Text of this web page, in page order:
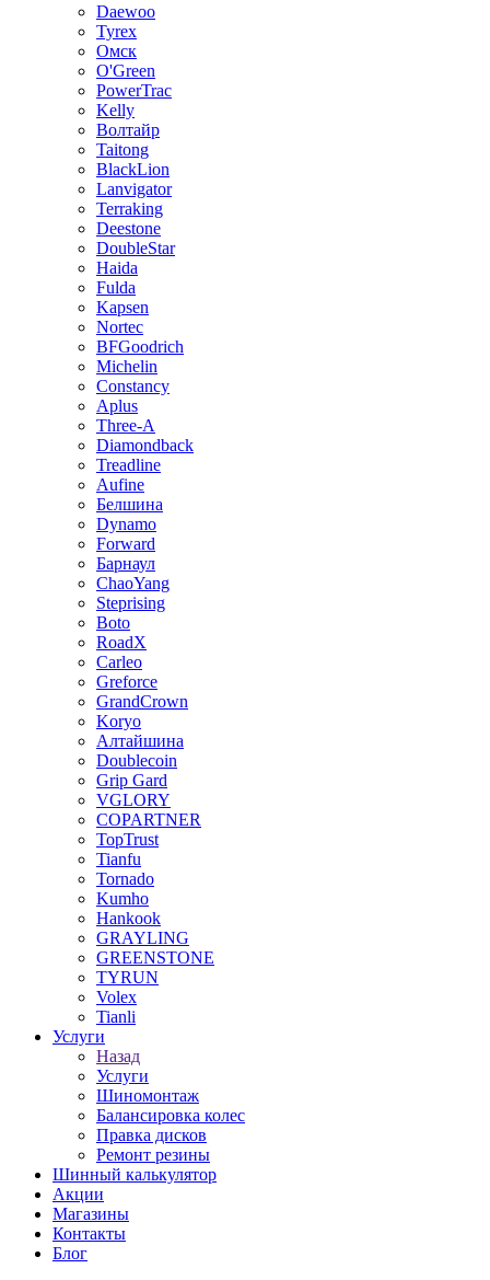
Daewoo
Tyrex
Омск
O'Green
PowerTrac
Kelly
Волтайр
Taitong
BlackLion
Lanvigator
Terraking
Deestone
DoubleStar
Haida
Fulda
Kapsen
Nortec
BFGoodrich
Michelin
Constancy
Aplus
Three-A
Diamondback
Treadline
Aufine
Белшина
Dynamo
Forward
Барнаул
ChaoYang
Steprising
Boto
RoadX
Carleo
Greforce
GrandCrown
Koryo
Алтайшина
Doublecoin
Grip Gard
VGLORY
COPARTNER
TopTrust
Tianfu
Tornado
Kumho
Hankook
GRAYLING
GREENSTONE
TYRUN
Volex
Tianli
Услуги
Назад
Услуги
Шиномонтаж
Балансировка колес
Правка дисков
Ремонт резины
Шинный калькулятор
Акции
Магазины
Контакты
Блог